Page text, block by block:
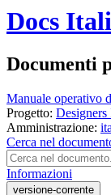
Docs
Documenti
Manuale operativo
Progetto: Designers
Amministrazione:
Cerca nel
Informazioni
versione-corrente